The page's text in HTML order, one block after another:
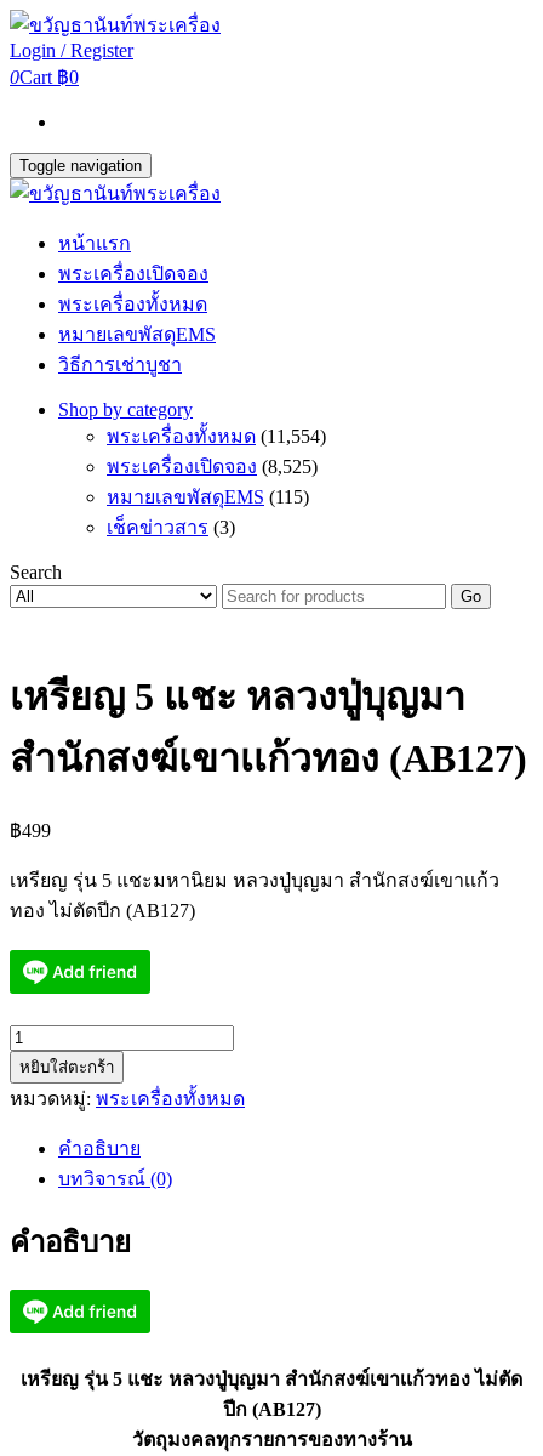
Login / Register
0Cart ฿0
Toggle navigation
หน้าแรก
พระเครื่องเปิดจอง
พระเครื่องทั้งหมด
หมายเลขพัสดุEMS
วิธีการเช่าบูชา
Shop by category
พระเครื่องทั้งหมด (11,554)
พระเครื่องเปิดจอง (8,525)
หมายเลขพัสดุEMS (115)
เช็คข่าวสาร (3)
Search
Go
เหรียญ 5 แชะ หลวงปู่บุญมา
สำนักสงฆ์เขาเเก้วทอง (AB127)
฿499
เหรียญ รุ่น 5 แชะมหานิยม หลวงปู่บุญมา สำนักสงฆ์เขาเเก้ว
ทอง ไม่ตัดปีก (AB127)
จำนวน
เหรียญ
5
หลวง
มา
สงฆ์
เขา
เเก้ว
หยิบใส่ตะกร้า
หมวดหมู่: พระเครื่องทั้งหมด
คำอธิบาย
บทวิจารณ์ (0)
คำอธิบาย
เหรียญ รุ่น 5 แชะ หลวงปู่บุญมา สำนักสงฆ์เขาเเก้วทอง ไม่ตัด
ปีก (AB127)
วัตถุมงคลทุกรายการของทางร้าน